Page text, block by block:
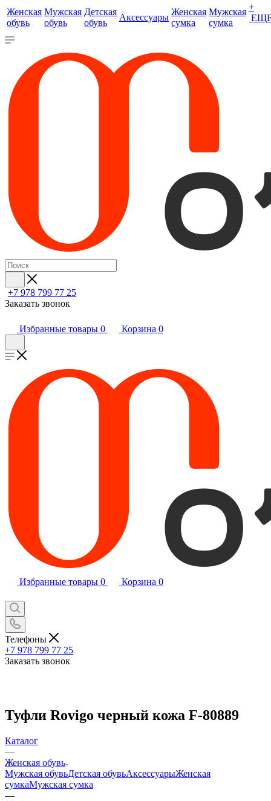
Женская
обувь
Мужская
обувь
Детская
обувь
Аксессуары
Женская
сумка
Мужская
сумка
+
+7 978 799 77 25
Заказать звонок
Избранные товары 0 Корзина 0
Избранные товары 0 Корзина 0
Телефоны
+7 978 799 77 25
Заказать звонок
Туфли Rovigo черный кожа F-80889
Каталог
—
Женская обувь
Мужская обувьДетская обувьАксессуарыЖенская
сумкаМужская сумка
—